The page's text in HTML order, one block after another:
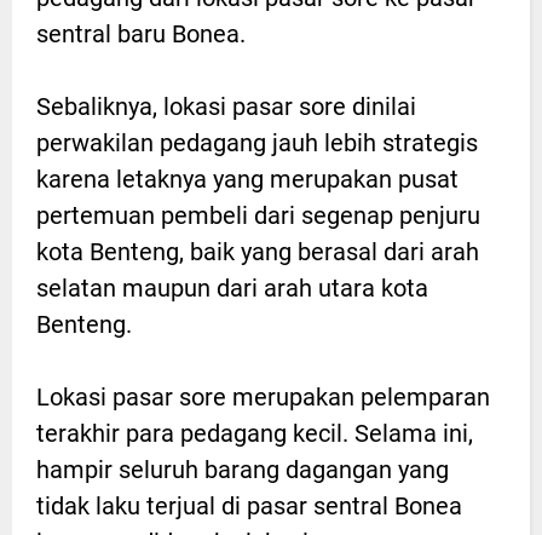
sentral baru Bonea.
Sebaliknya, lokasi pasar sore dinilai
perwakilan pedagang jauh lebih strategis
karena letaknya yang merupakan pusat
pertemuan pembeli dari segenap penjuru
kota Benteng, baik yang berasal dari arah
selatan maupun dari arah utara kota
Benteng.
Lokasi pasar sore merupakan pelemparan
terakhir para pedagang kecil. Selama ini,
hampir seluruh barang dagangan yang
tidak laku terjual di pasar sentral Bonea